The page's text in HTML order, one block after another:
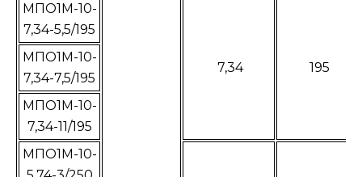
МПО1М-10-
7,34-5,5/195
7,34 195
МПО1М-10-
7,34-7,5/195
МПО1М-10-
7,34-11/195
МПО1М-10-